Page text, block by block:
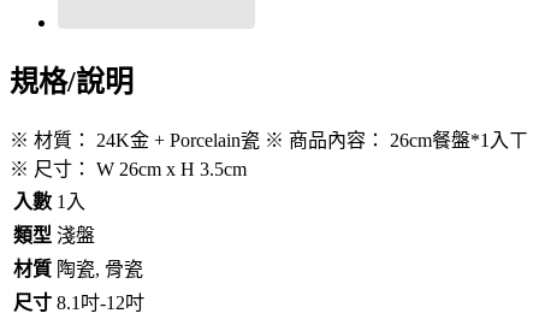
規格/說明
※ 材質： 24K金 + Porcelain瓷 ※ 商品內容： 26cm餐盤*1入ㄒ
※ 尺寸： W 26cm x H 3.5cm
入數 1入
類型 淺盤
材質 陶瓷, 骨瓷
尺寸 8.1吋-12吋